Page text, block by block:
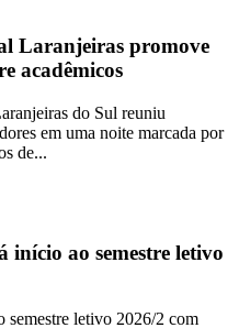
Laranjeiras promove
acadêmicos
do Sul reuniu
em uma noite marcada por
de...
ao semestre letivo
letivo 2026/2 com